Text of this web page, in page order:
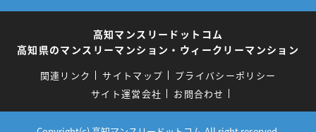
高知マンスリードットコム
高知県のマンスリーマンション・ウィークリーマンション
関連リンク サイトマップ
プライバシーポリシー
サイト運営会社
お問合わせ